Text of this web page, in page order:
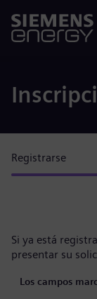
Registrarse
Si ya está
presentar su
Los campos